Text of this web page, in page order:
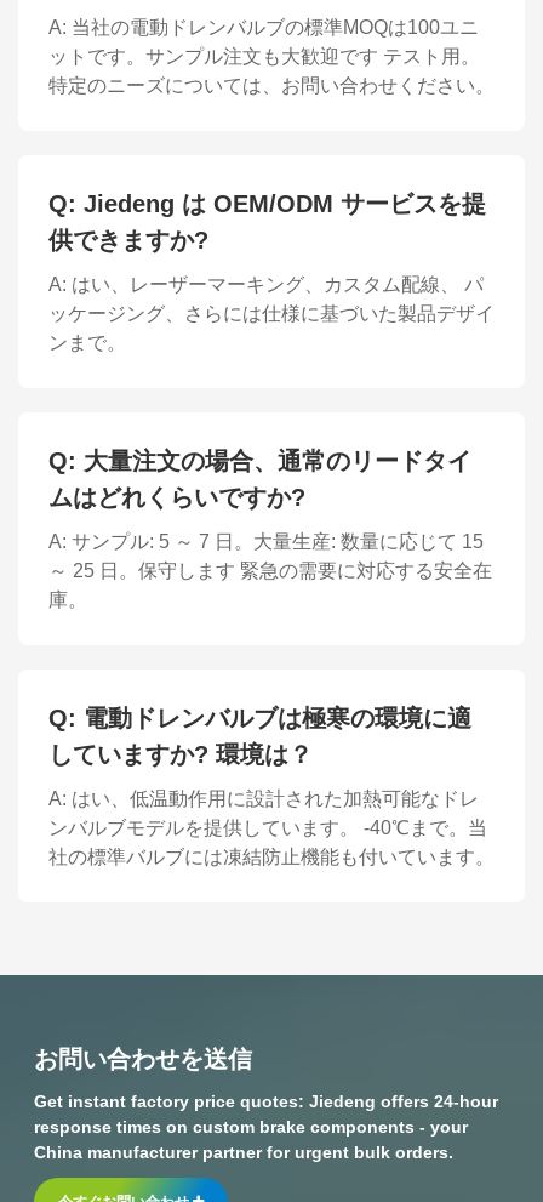
A: 当社の電動ドレンバルブの標準MOQは100ユニ
ットです。サンプル注文も大歓迎です テスト用。
特定のニーズについては、お問い合わせください。
Q: Jiedeng は OEM/ODM サービスを提
供できますか?
A: はい、レーザーマーキング、カスタム配線、 パ
ッケージング、さらには仕様に基づいた製品デザイ
ンまで。
Q: 大量注文の場合、通常のリードタイ
ムはどれくらいですか?
A: サンプル: 5 ～ 7 日。大量生産: 数量に応じて 15
～ 25 日。保守します 緊急の需要に対応する安全在
庫。
Q: 電動ドレンバルブは極寒の環境に適
していますか? 環境は？
A: はい、低温動作用に設計された加熱可能なドレ
ンバルブモデルを提供しています。 -40℃まで。当
社の標準バルブには凍結防止機能も付いています。
お問い合わせを送信
Get instant factory price quotes: Jiedeng offers 24-hour
response times on custom brake components - your
China manufacturer partner for urgent bulk orders.